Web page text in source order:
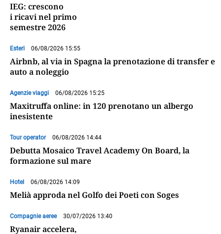
IEG: crescono
i ricavi nel primo
semestre 2026
Esteri 06/08/2026 15:55
Airbnb, al via in Spagna la prenotazione di transfer e
auto a noleggio
Agenzie viaggi 06/08/2026 15:25
Maxitruffa online: in 120 prenotano un albergo
inesistente
Tour operator 06/08/2026 14:44
Debutta Mosaico Travel Academy On Board, la
formazione sul mare
Hotel 06/08/2026 14:09
Melià approda nel Golfo dei Poeti con Soges
Compagnie aeree 30/07/2026 13:40
Ryanair accelera,